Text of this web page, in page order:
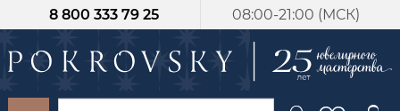
08:00-21:00 (МСК)
8 800 333 79 25
-30%
от 15 дней с
момента оплаты